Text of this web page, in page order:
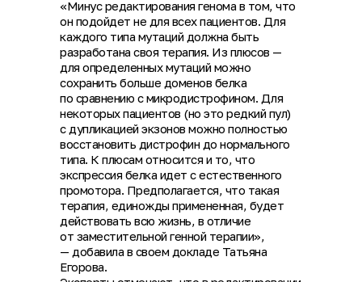
«Минус редактирования генома в том, что
он подойдет не для всех пациентов. Для
каждого типа мутаций должна быть
разработана своя терапия. Из плюсов —
для определенных мутаций можно
сохранить больше доменов белка
по сравнению с микродистрофином. Для
некоторых пациентов (но это редкий пул)
с дупликацией экзонов можно полностью
восстановить дистрофин до нормального
типа. К плюсам относится и то, что
экспрессия белка идет с естественного
промотора. Предполагается, что такая
терапия, единожды примененная, будет
действовать всю жизнь, в отличие
от заместительной генной терапии»,
— добавила в своем докладе Татьяна
Егорова.